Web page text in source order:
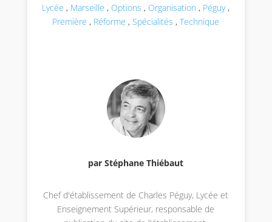
Lycée , Marseille , Options , Organisation , Péguy,
Première , Réforme , Spécialités ,Technique
par Stéphane Thiébaut
Chef d'établissement de Charles Péguy, Lycée et
Enseignement Supérieur, responsable de